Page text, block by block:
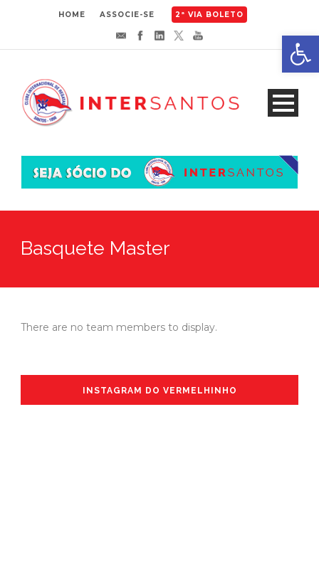
HOME ASSOCIE-SE 2ª VIA BOLETO
Basquete Master
There are no team members to display.
INSTAGRAM DO VERMELHINHO
Abrir